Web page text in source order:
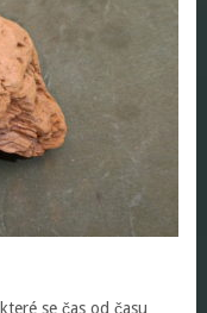
se čas od času